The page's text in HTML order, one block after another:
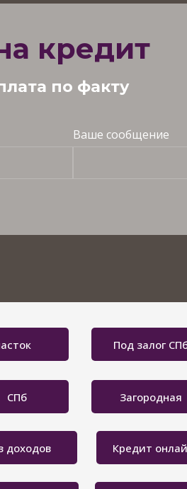
кредит
по факту
Ваше сообщение
Кредит
доходов
Загородная
СПб
Под залог